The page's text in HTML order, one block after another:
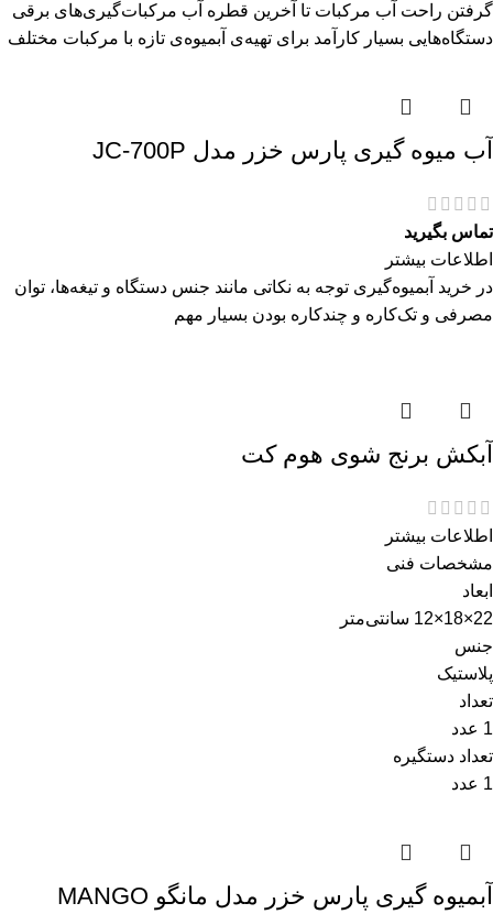
گرفتن راحت آب مرکبات تا آخرین قطره آب مرکبات‌گیری‌های برقی
دستگاه‌هایی بسیار کارآمد برای تهیه‌ی آبمیوه‌ی تازه با مرکبات مختلف
آب میوه گیری پارس خزر مدل JC-700P
تماس بگیرید
اطلاعات بیشتر
در خرید آبمیوه‌گیری توجه به نکاتی مانند جنس دستگاه و تیغه‌ها، توان
مصرفی و تک‌کاره و چندکاره بودن بسیار مهم
آبکش برنج شوی هوم کت
اطلاعات بیشتر
مشخصات فنی
ابعاد
22×18×12 سانتی‌متر
جنس
پلاستیک
تعداد
1 عدد
تعداد دستگیره
1 عدد
آبمیوه گیری پارس خزر مدل مانگو MANGO